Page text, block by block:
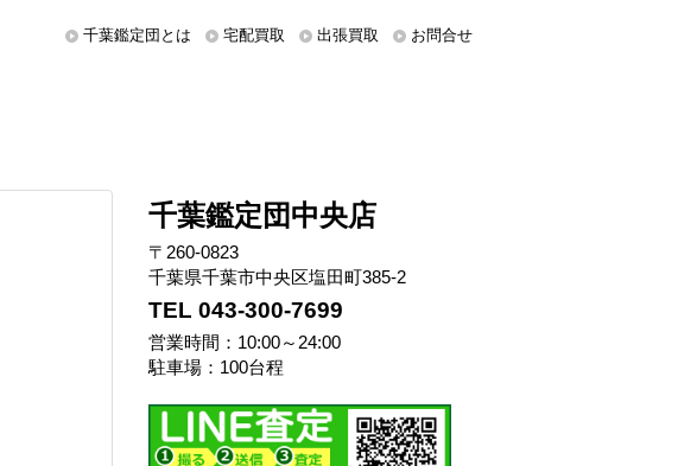
千葉鑑定団とは 宅配買取 出張買取 お問合せ
千葉鑑定団中央店
〒260-0823
千葉県千葉市中央区塩田町385-2
TEL 043-300-7699
営業時間：10:00～24:00
駐車場：100台程